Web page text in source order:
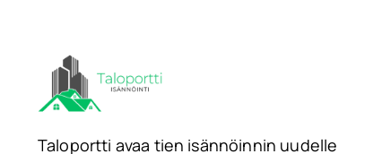
Taloportti avaa tien isännöinnin uudelle